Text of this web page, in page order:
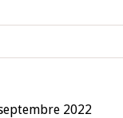
2022